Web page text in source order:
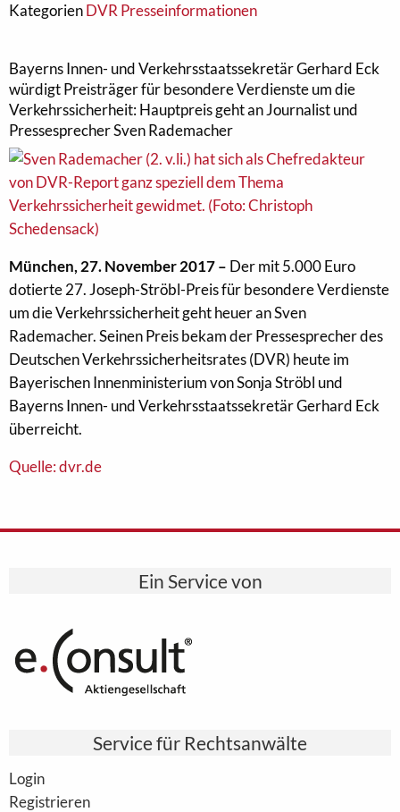
KategorienDVR Presseinformationen
Bayerns Innen- und Verkehrsstaatssekretär Gerhard Eck
würdigt Preisträger für besondere Verdienste um die
Verkehrssicherheit: Hauptpreis geht an Journalist und
Pressesprecher Sven Rademacher
München, 27. November 2017 – Der mit 5.000 Euro
dotierte 27. Joseph-Ströbl-Preis für besondere Verdienste
um die Verkehrssicherheit geht heuer an Sven
Rademacher. Seinen Preis bekam der Pressesprecher des
Deutschen Verkehrssicherheitsrates (DVR) heute im
Bayerischen Innenministerium von Sonja Ströbl und
Bayerns Innen- und Verkehrsstaatssekretär Gerhard Eck
überreicht.
Quelle: dvr.de
Ein Service von
Service für Rechtsanwälte
Login
Registrieren